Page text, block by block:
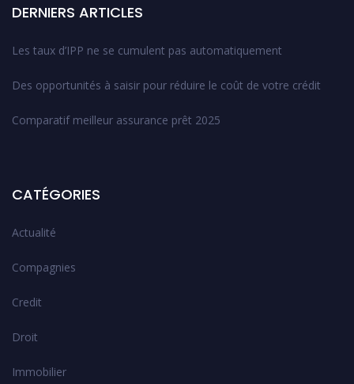
DERNIERS ARTICLES
Les taux d’IPP ne se cumulent pas automatiquement
Des opportunités à saisir pour réduire le coût de votre crédit
Comparatif meilleur assurance prêt 2025
CATÉGORIES
Actualité
Compagnies
Credit
Droit
Immobilier